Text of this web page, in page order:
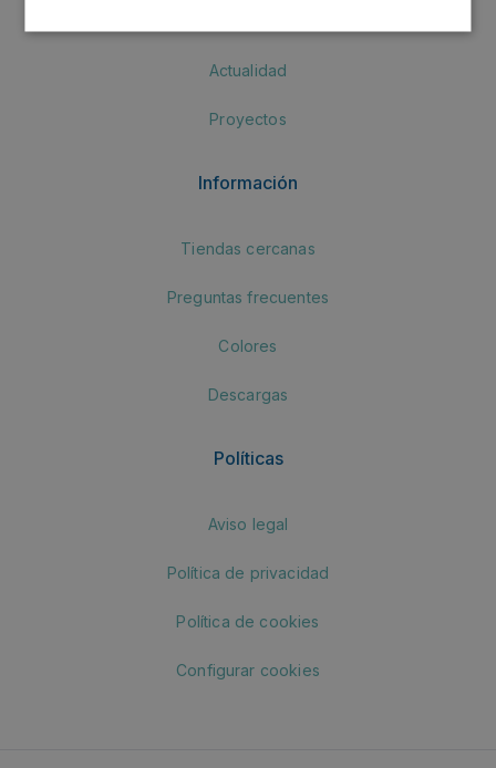
Actualidad
Proyectos
Información
Tiendas cercanas
Preguntas frecuentes
Colores
Descargas
Políticas
Aviso legal
Política de privacidad
Política de cookies
Configurar cookies